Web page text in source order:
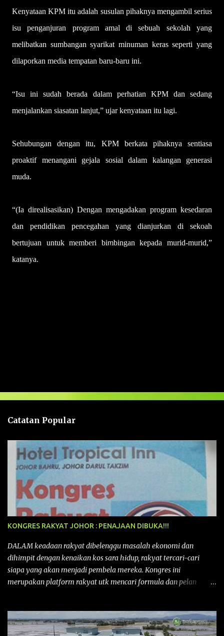
Kenyataan KPM itu adalah susulan pihaknya mengambil serius
isu penganjuran program amal di sebuah sekolah yang
melibatkan sumbangan syarikat minuman keras seperti yang
dilaporkan media tempatan baru-baru ini.
“Isu ini sudah berada dalam perhatian KPM dan sedang
menjalankan siasatan lanjut,” ujar kenyataan itu lagi.
Sehubungan dengan itu, KPM berkata pihaknya sentiasa
proaktif menangani gejala sosial dalam kalangan generasi
muda.
“(Ia direalisasikan) Dengan mengadakan program kesedaran
dan pendidikan pencegahan yang dianjurkan di sekoah
bertujuan untuk memberi bimbingan kepada murid-murid,”
katanya.
a
n
Catatan Popular
KONGRES RAKYAT JOHOR : PENAJAAN DIBUKA!!!
DALAM keadaan rakyat dibelenggu masalah ekonomi dan
dihimpit dengan kenaikan kos sara hidup, rakyat tercari-cari
siapa yang akan menjadi pembela mereka. Kongres ini
merupakan platform rakyat utk mencari formula dan pelan
pertama yang telah diadakan pada 12 September 2015 di Shah
Alam, Selangor, di peringkat kebangsaan dengan tema